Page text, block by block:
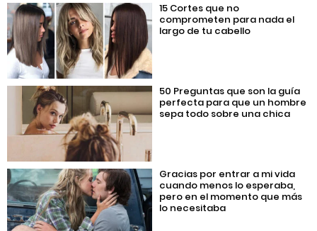
15 Cortes que no
comprometen para nada el
largo de tu cabello
50 Preguntas que son la guía
perfecta para que un hombre
sepa todo sobre una chica
Gracias por entrar a mi vida
cuando menos lo esperaba,
pero en el momento que más
lo necesitaba